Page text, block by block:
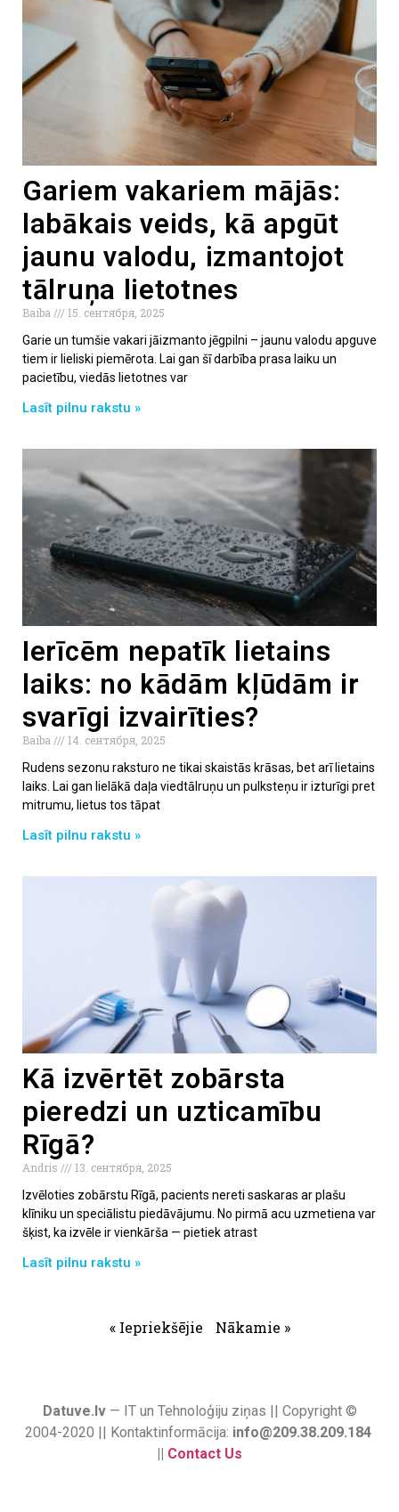
Gariem vakariem mājās:
labākais veids, kā apgūt
jaunu valodu, izmantojot
tālruņa lietotnes
Baiba
15. сентября, 2025
Garie un tumšie vakari jāizmanto jēgpilni – jaunu valodu apguve
tiem ir lieliski piemērota. Lai gan šī darbība prasa laiku un
pacietību, viedās lietotnes var
Lasīt pilnu rakstu »
Ierīcēm nepatīk lietains
laiks: no kādām kļūdām ir
svarīgi izvairīties?
Baiba
14. сентября, 2025
Rudens sezonu raksturo ne tikai skaistās krāsas, bet arī lietains
laiks. Lai gan lielākā daļa viedtālruņu un pulksteņu ir izturīgi pret
mitrumu, lietus tos tāpat
Lasīt pilnu rakstu »
Kā izvērtēt zobārsta
pieredzi un uzticamību
Rīgā?
Andris
13. сентября, 2025
Izvēloties zobārstu Rīgā, pacients nereti saskaras ar plašu
klīniku un speciālistu piedāvājumu. No pirmā acu uzmetiena var
šķist, ka izvēle ir vienkārša — pietiek atrast
Lasīt pilnu rakstu »
« Iepriekšējie Nākamie »
Datuve.lv— IT un Tehnoloģiju ziņas || Copyright ©
2004-2020 || Kontaktinformācija: info@209.38.209.184
|| Contact Us